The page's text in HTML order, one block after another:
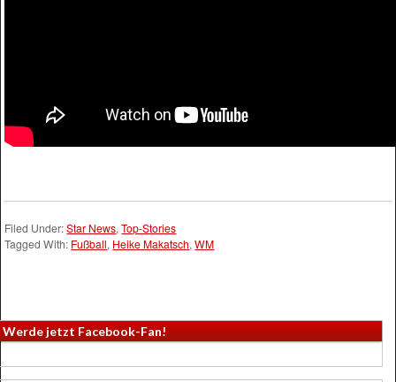
Filed Under:Star News,Top-Stories
Tagged With: Fußball, Heike Makatsch,WM
Werde jetzt Facebook-Fan!